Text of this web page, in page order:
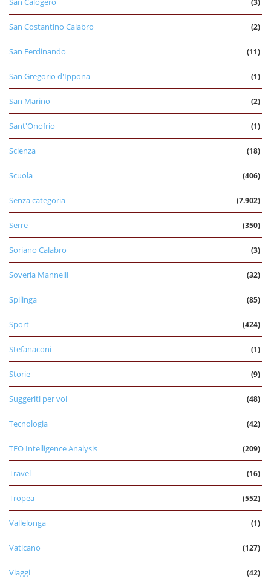
(3)
San Costantino Calabro (2)
San Ferdinando (11)
San Gregorio d'Ippona (1)
San Marino (2)
Sant'Onofrio (1)
Scienza (18)
Scuola (406)
Senza categoria (7.902)
Serre (350)
Soriano Calabro (3)
Soveria Mannelli (32)
Spilinga (85)
Sport (424)
Stefanaconi (1)
Storie (9)
Suggeriti per voi (48)
Tecnologia (42)
TEO Intelligence Analysis (209)
Travel (16)
Tropea (552)
Vallelonga (1)
Vaticano (127)
Viaggi (42)